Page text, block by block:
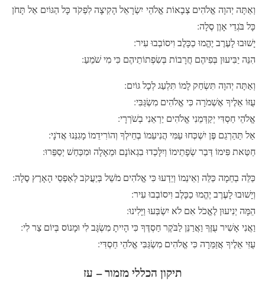
וְאַתָּה יְהוָה אֱלֹהִים צְבָאוֹת אֱלֹהֵי יִשְׂרָאֵל הָקִיצָה לִפְקֹד כָּל הַגּוֹיִם אַל תָּחֹן
כָּל בֹּגְדֵי אָוֶן סֶלָה:
יָשׁוּבוּ לָעֶרֶב יֶהֱמוּ כַכָּלֶב וִיסוֹבְבוּ עִיר:
הִנֵּה יַבִּיעוּן בְּפִיהֶם חֲרָבוֹת בְּשִׂפְתוֹתֵיהֶם כִּי מִי שֹׁמֵעַ:
וְאַתָּה יְהוָה תִּשְׂחַק לָמוֹ תִּלְעַג לְכָל גּוֹיִם:
עֻזּוֹ אֵלֶיךָ אֶשְׁמֹרָה כִּי אֱלֹהִים מִשְׂגַּבִּי:
אֱלֹהֵי חַסְדִּי יְקַדְּמֵנִי אֱלֹהִים יַרְאֵנִי בְשֹׁרְרָי:
אַל תַּהַרְגֵם פֶּן יִשְׁכְּחוּ עַמִּי הֲנִיעֵמוֹ בְחֵילְךָ וְהוֹרִידֵמוֹ מָגִנֵּנוּ אֲדֹנָי:
חַטַּאת פִּימוֹ דְּבַר שְׂפָתֵימוֹ וְיִלָּכְדוּ בִגְאוֹנָם וּמֵאָלָה וּמִכַּחַשׁ יְסַפֵּרוּ:
כַּלֵּה בְחֵמָה כַּלֵּה וְאֵינֵמוֹ וְיֵדְעוּ כִּי אֱלֹהִים מֹשֵׁל בְּיַעֲקֹב לְאַפְסֵי הָאָרֶץ סֶלָה:
וְיָשׁוּבוּ לָעֶרֶב יֶהֱמוּ כַכָּלֶב וִיסוֹבְבוּ עִיר:
הֵמָּה יְנִיעוּן לֶאֱכֹל אִם לֹא יִשְׂבְּעוּ וַיָּלִינוּ:
וַאֲנִי אָשִׁיר עֻזֶּךָ וַאֲרַנֵּן לַבֹּקֶר חַסְדֶּךָ כִּי הָיִיתָ מִשְׂגָּב לִי וּמָנוֹס בְּיוֹם צַר לִי:
עֻזִּי אֵלֶיךָ אֲזַמֵּרָה כִּי אֱלֹהִים מִשְׂגַּבִּי אֱלֹהֵי חַסְדִּי:
תיקון הכללי מזמור – עז